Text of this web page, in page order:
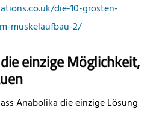
die-10-grosten-
muskelaufbau-2/
einzige Möglichkeit,
Anabolika die einzige Lösung